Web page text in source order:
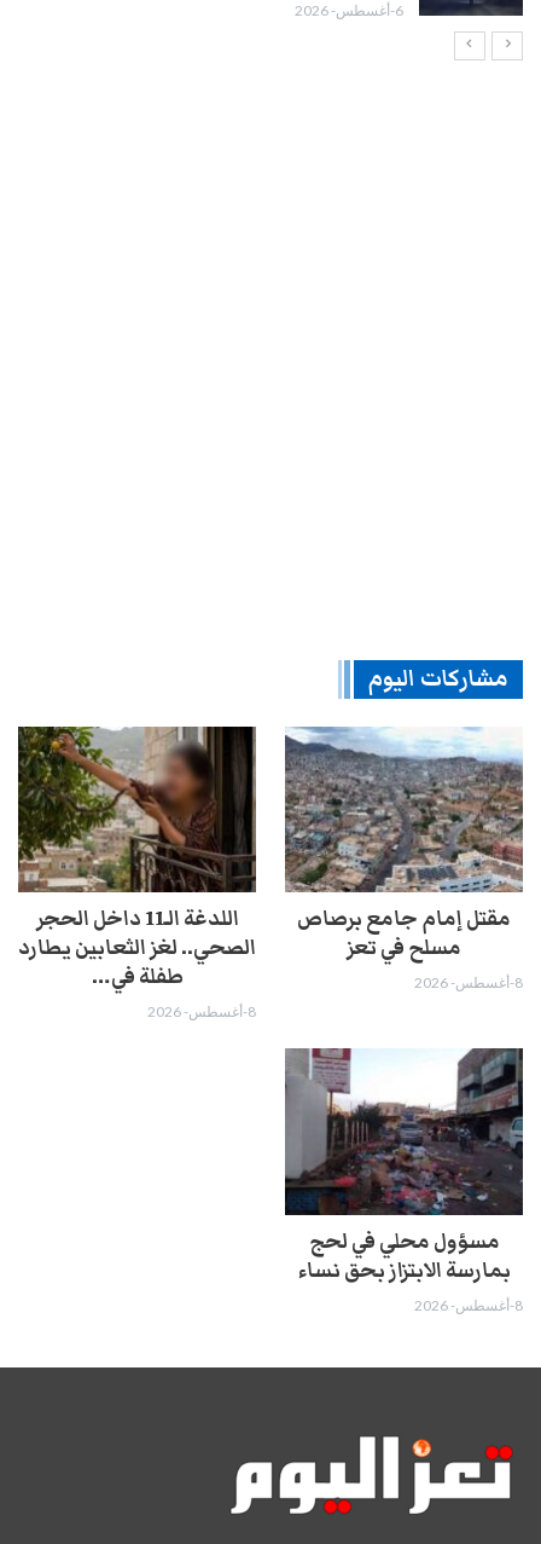
6-أغسطس- 2026
مشاركات اليوم
مقتل إمام جامع برصاص
مسلح في تعز
8-أغسطس- 2026
اللدغة الـ11 داخل الحجر
الصحي.. لغز الثعابين يطارد
طفلة في…
8-أغسطس- 2026
مسؤول محلي في لحج
بمارسة الابتزاز بحق نساء
8-أغسطس- 2026